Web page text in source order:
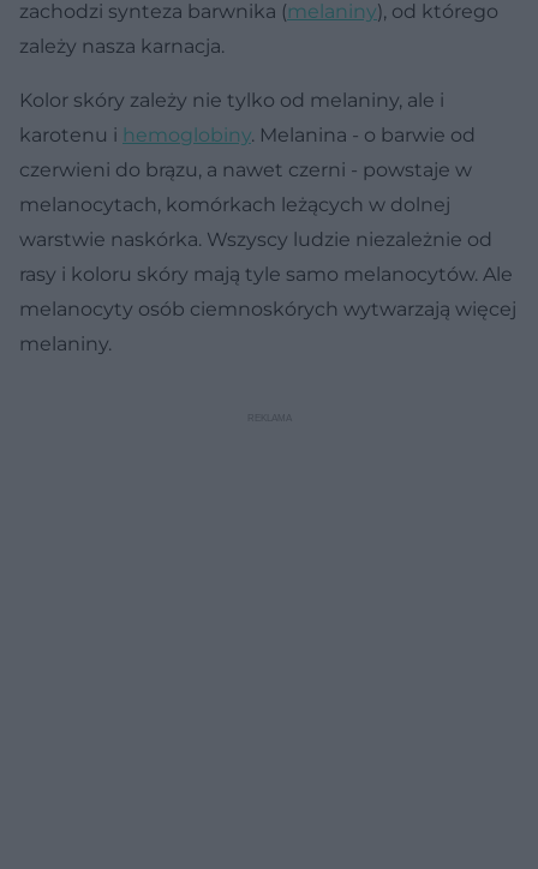
zachodzi synteza barwnika (melaniny), od którego
zależy nasza karnacja.
Kolor skóry zależy nie tylko od melaniny, ale i
karotenu i hemoglobiny. Melanina - o barwie od
czerwieni do brązu, a nawet czerni - powstaje w
melanocytach, komórkach leżących w dolnej
warstwie naskórka. Wszyscy ludzie niezależnie od
rasy i koloru skóry mają tyle samo melanocytów. Ale
melanocyty osób ciemnoskórych wytwarzają więcej
melaniny.